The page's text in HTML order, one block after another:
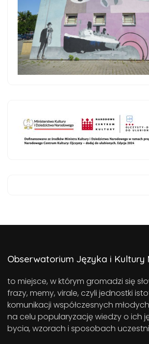
Obserwatorium Języka i Kultury
to miejsce, w którym gromadzi się
frazy, memy, virale, czyli jednostki
komunikacji współczesnych
na celu popularyzację wiedzy o ich
bycia, wzorach i sposobach